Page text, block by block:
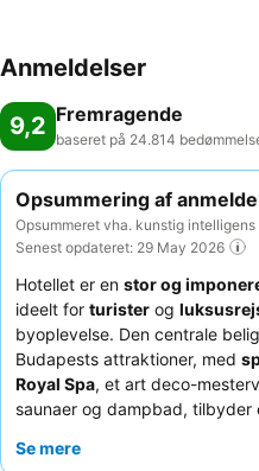
på stedet følgende kreditkort:
Anmeldelser
9,2 Fremragende
baseret på 24.814
Opsummering af
Opsummeret vha. kunstig
Senest opdateret: 29 May 2026
Hotellet er en stor og
ideelt for turister og
byoplevelse. Den centrale
Budapests attraktioner, med
Royal Spa, et art deco-
saunaer og dampbad,
personale
Se mere